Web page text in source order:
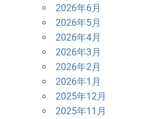
2026年6月
2026年5月
2026年4月
2026年3月
2026年2月
2026年1月
2025年12月
2025年11月